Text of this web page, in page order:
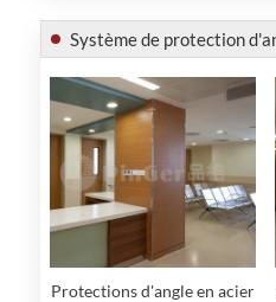
Système de protection
Protections d'angle en acier